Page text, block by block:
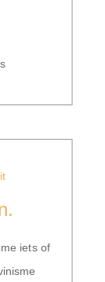
iets of